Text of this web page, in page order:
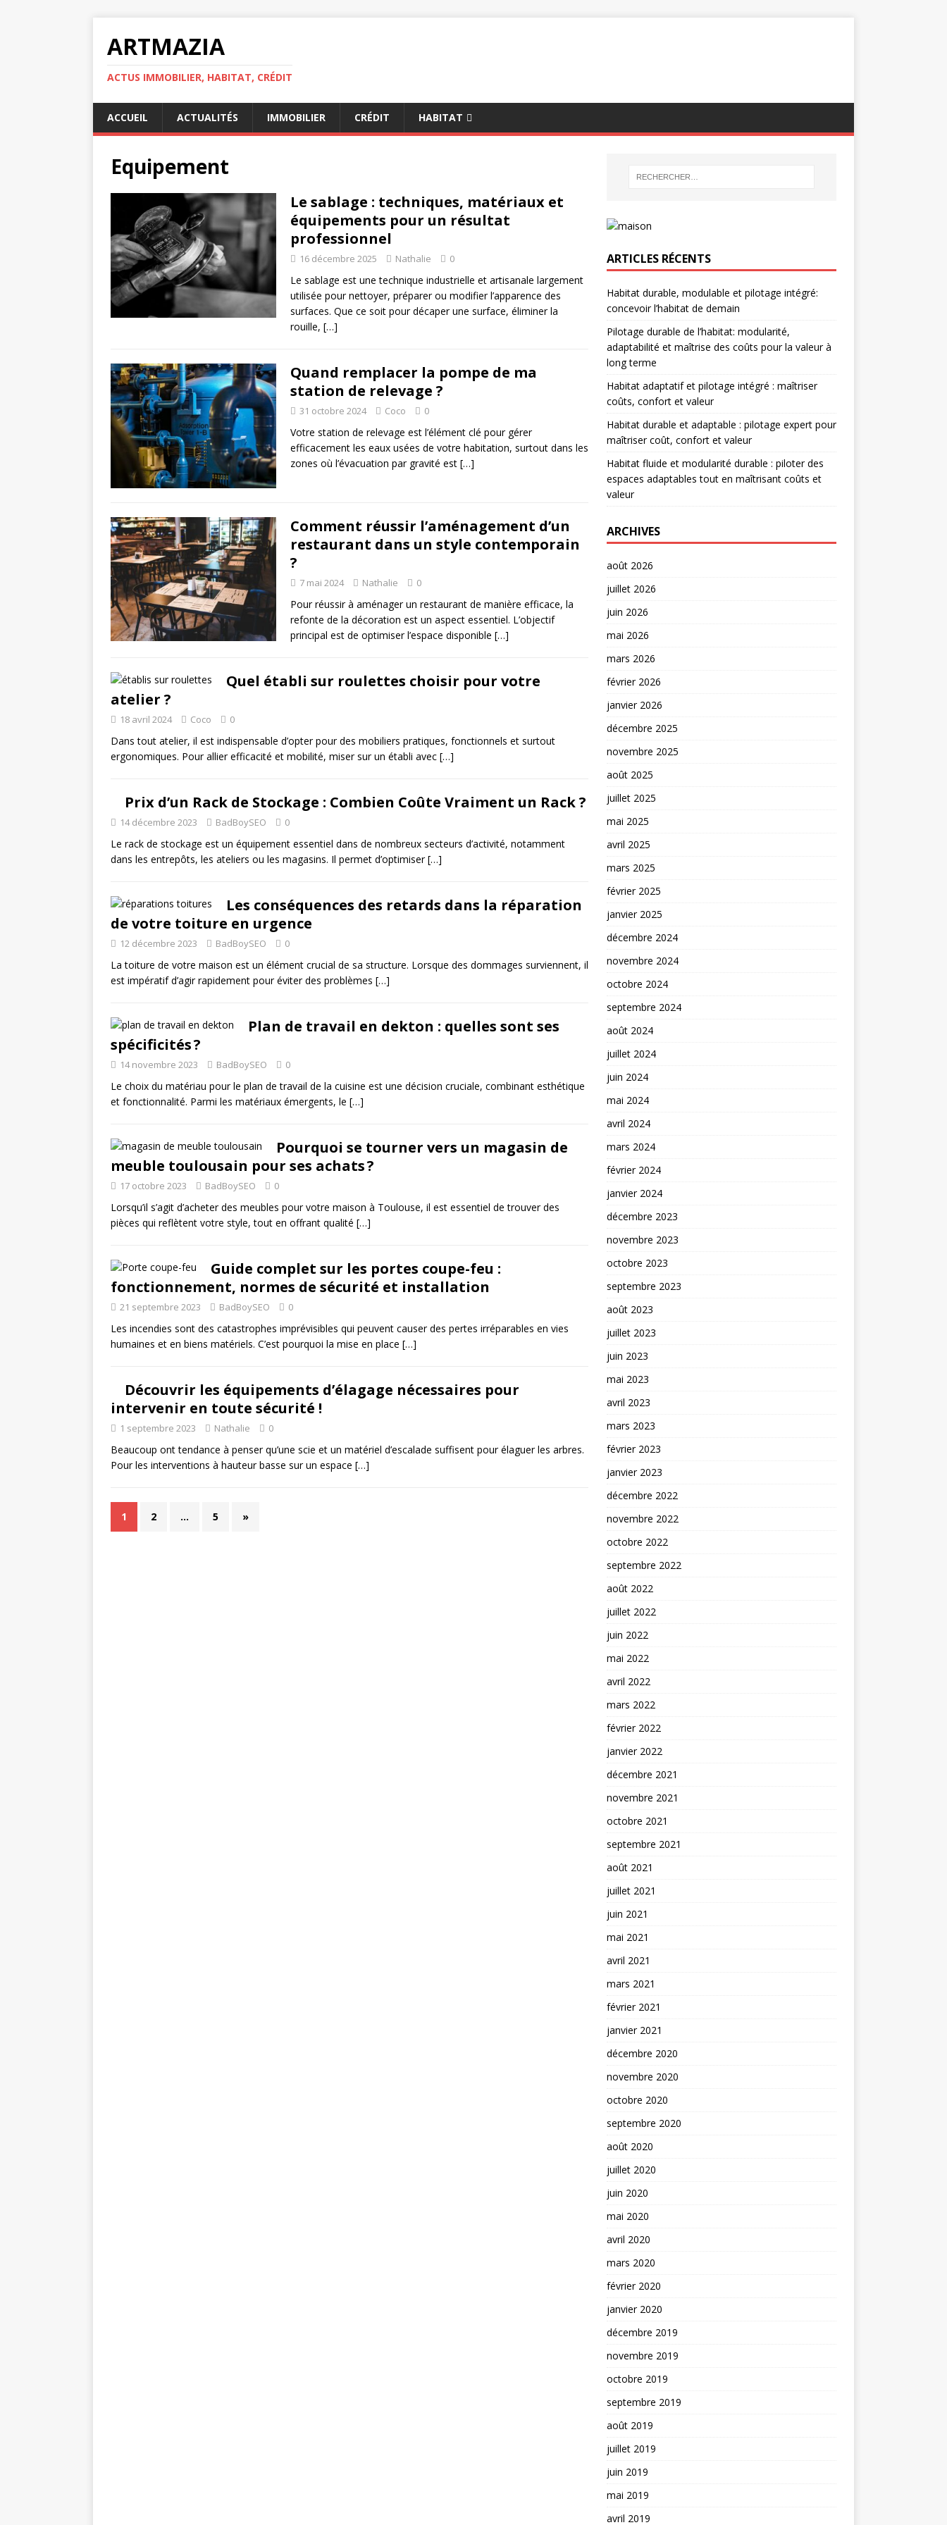
ARTMAZIA
ACTUS IMMOBILIER, HABITAT, CRÉDIT
ACCUEIL ACTUALITÉS IMMOBILIER CRÉDIT HABITAT
Equipement
Le sablage : techniques, matériaux et
équipements pour un résultat
professionnel
16 décembre 2025 Nathalie 0
Le sablage est une technique industrielle et artisanale largement
utilisée pour nettoyer, préparer ou modifier l’apparence des
surfaces. Que ce soit pour décaper une surface, éliminer la
rouille, […]
Quand remplacer la pompe de ma
station de relevage ?
31 octobre 2024 Coco 0
Votre station de relevage est l’élément clé pour gérer
efficacement les eaux usées de votre habitation, surtout dans les
zones où l’évacuation par gravité est […]
Comment réussir l’aménagement d’un
restaurant dans un style contemporain
?
7 mai 2024 Nathalie 0
Pour réussir à aménager un restaurant de manière efficace, la
refonte de la décoration est un aspect essentiel. L’objectif
principal est de optimiser l’espace disponible […]
Quel établi sur roulettes choisir pour votre
atelier ?
18 avril 2024 Coco 0
Dans tout atelier, il est indispensable d’opter pour des mobiliers pratiques, fonctionnels et surtout
ergonomiques. Pour allier efficacité et mobilité, miser sur un établi avec […]
Prix d’un Rack de Stockage : Combien Coûte Vraiment un Rack ?
14 décembre 2023 BadBoySEO 0
Le rack de stockage est un équipement essentiel dans de nombreux secteurs d’activité, notamment
dans les entrepôts, les ateliers ou les magasins. Il permet d’optimiser[…]
Les conséquences des retards dans la réparation
de votre toiture en urgence
12 décembre 2023 BadBoySEO 0
La toiture de votre maison est un élément crucial de sa structure. Lorsque des dommages surviennent, il
est impératif d’agir rapidement pour éviter des problèmes […]
Plan de travail en dekton : quelles sont ses
spécificités ?
14 novembre 2023 BadBoySEO 0
Le choix du matériau pour le plan de travail de la cuisine est une décision cruciale, combinant esthétique
et fonctionnalité. Parmi les matériaux émergents, le […]
Pourquoi se tourner vers un magasin de
meuble toulousain pour ses achats ?
17 octobre 2023 BadBoySEO 0
Lorsqu’il s’agit d’acheter des meubles pour votre maison à Toulouse, il est essentiel de trouver des
pièces qui reflètent votre style, tout en offrant qualité […]
Guide complet sur les portes coupe-feu :
fonctionnement, normes de sécurité et installation
21 septembre 2023 BadBoySEO 0
Les incendies sont des catastrophes imprévisibles qui peuvent causer des pertes irréparables en vies
humaines et en biens matériels. C’est pourquoi la mise en place […]
Découvrir les équipements d’élagage nécessaires pour
intervenir en toute sécurité !
1 septembre 2023 Nathalie 0
Beaucoup ont tendance à penser qu’une scie et un matériel d’escalade suffisent pour élaguer les arbres.
Pour les interventions à hauteur basse sur un espace […]
1 2 … 5 »
ARTICLES RÉCENTS
Habitat durable, modulable et pilotage intégré:
concevoir l’habitat de demain
Pilotage durable de l’habitat: modularité,
adaptabilité et maîtrise des coûts pour la valeur à
long terme
Habitat adaptatif et pilotage intégré : maîtriser
coûts, confort et valeur
Habitat durable et adaptable : pilotage expert pour
maîtriser coût, confort et valeur
Habitat fluide et modularité durable : piloter des
espaces adaptables tout en maîtrisant coûts et
valeur
ARCHIVES
août 2026
juillet 2026
juin 2026
mai 2026
mars 2026
février 2026
janvier 2026
décembre 2025
novembre 2025
août 2025
juillet 2025
mai 2025
avril 2025
mars 2025
février 2025
janvier 2025
décembre 2024
novembre 2024
octobre 2024
septembre 2024
août 2024
juillet 2024
juin 2024
mai 2024
avril 2024
mars 2024
février 2024
janvier 2024
décembre 2023
novembre 2023
octobre 2023
septembre 2023
août 2023
juillet 2023
juin 2023
mai 2023
avril 2023
mars 2023
février 2023
janvier 2023
décembre 2022
novembre 2022
octobre 2022
septembre 2022
août 2022
juillet 2022
juin 2022
mai 2022
avril 2022
mars 2022
février 2022
janvier 2022
décembre 2021
novembre 2021
octobre 2021
septembre 2021
août 2021
juillet 2021
juin 2021
mai 2021
avril 2021
mars 2021
février 2021
janvier 2021
décembre 2020
novembre 2020
octobre 2020
septembre 2020
août 2020
juillet 2020
juin 2020
mai 2020
avril 2020
mars 2020
février 2020
janvier 2020
décembre 2019
novembre 2019
octobre 2019
septembre 2019
août 2019
juillet 2019
juin 2019
mai 2019
avril 2019